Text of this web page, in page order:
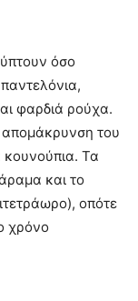
όσο
φαρδιά ρούχα.
απομάκρυνση του
κουνούπια. Τα
και το
οπότε
χρόνο